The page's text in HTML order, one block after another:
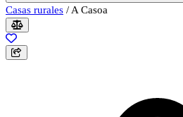
Casas rurales / A Casoa